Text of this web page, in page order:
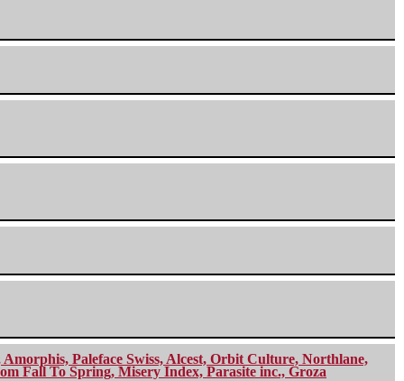
Paleface Swiss, Alcest, Orbit Culture, Northlane,
Fall To Spring, Misery Index, Parasite inc., Groza